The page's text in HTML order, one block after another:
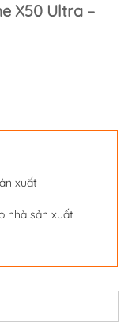
X50 Ultra –
xuất
nhà sản xuất